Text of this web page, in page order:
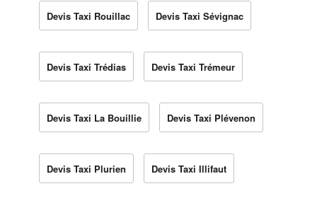
Devis Taxi Rouillac Devis Taxi Sévignac
Devis Taxi Trédias Devis Taxi Trémeur
Devis Taxi La Bouillie Devis Taxi Plévenon
Devis Taxi Plurien Devis Taxi Illifaut